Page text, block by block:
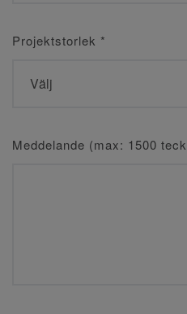
Projektstorlek *
Meddelande (max: 1500